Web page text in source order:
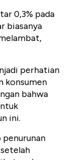
0,3% pada
biasanya
perhatian
konsumen
bahwa
ini.
penurunan